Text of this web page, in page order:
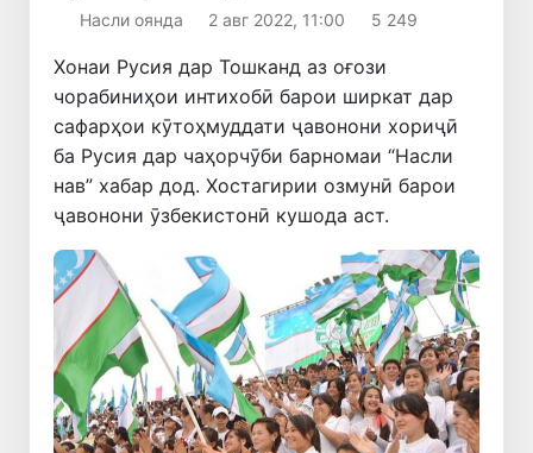
Насли оянда 2 авг 2022, 11:00 5 249
Хонаи Русия дар Тошканд аз оғози
чорабиниҳои интихобӣ барои ширкат дар
сафарҳои кӯтоҳмуддати ҷавонони хориҷӣ
ба Русия дар чаҳорчӯби барномаи “Насли
нав” хабар дод. Хостагирии озмунӣ барои
ҷавонони ӯзбекистонӣ кушода аст.